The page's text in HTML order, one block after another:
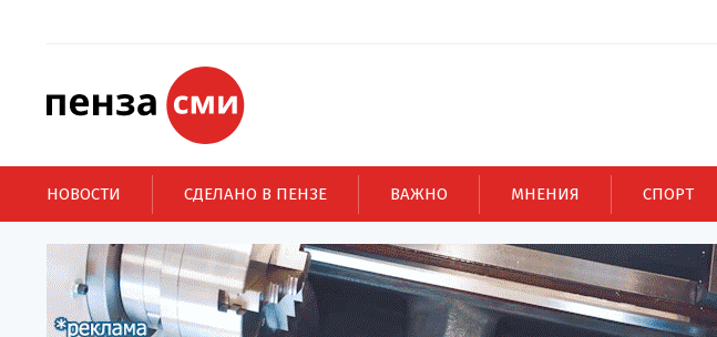
НОВОСТИ СДЕЛАНО В ПЕНЗЕ ВАЖНО МНЕНИЯ СПОРТ